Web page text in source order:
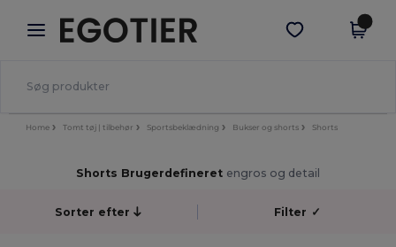
× Egotier-app
Bedre priser i appen!
Hent app
Home Tomt tøj | tilbehør Sportsbeklædning Bukser og shorts Shorts
Shorts Brugerdefineret engros og detail
Sorter efter Filter ✓